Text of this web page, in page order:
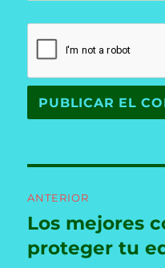
de
entradas
ANTERIOR
Entrada
anterior:
Los mejores
proteger tu